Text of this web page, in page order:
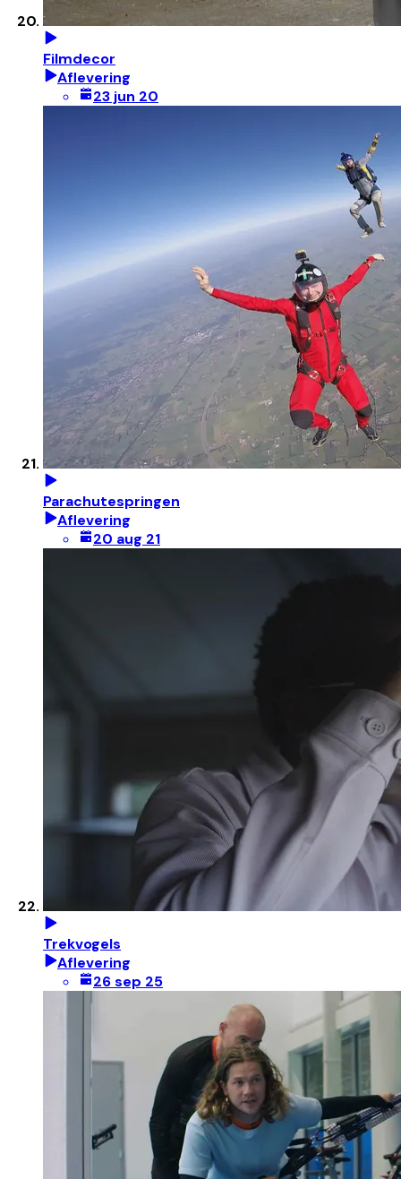
Filmdecor
Aflevering
23 jun 20
Parachutespringen
Aflevering
20 aug 21
Trekvogels
Aflevering
26 sep 25